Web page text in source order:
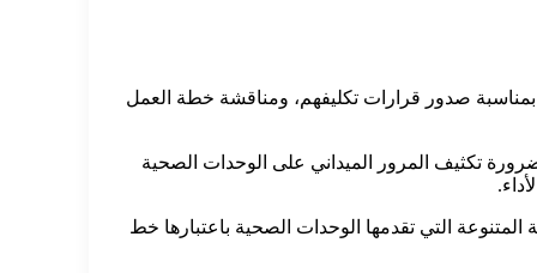
بمناسبة صدور قرارات تكليفهم، ومناقشة خطة العمل
تكثيف المرور الميداني على الوحدات الصحية
التي تقدمها الوحدات الصحية باعتبارها خط